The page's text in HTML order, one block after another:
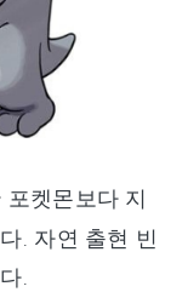
포켓몬보다 지
. 자연 출현 빈
.